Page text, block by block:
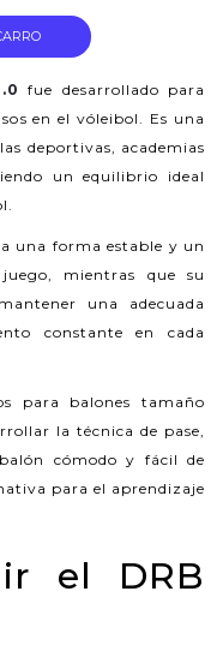
fue desarrollado para
en el vóleibol. Es una
deportivas, academias
un equilibrio ideal
una forma estable y un
mientras que su
una adecuada
constante en cada
para balones tamaño
la técnica de pase,
cómodo y fácil de
para el aprendizaje
el DRB